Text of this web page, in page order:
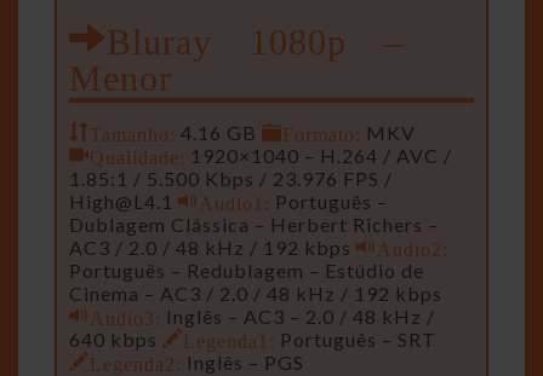
Bluray 1080p –
Menor
Tamanho: 4.16 GB Formato: MKV
Qualidade: 1920×1040 – H.264 / AVC /
1.85:1 / 5.500 Kbps / 23.976 FPS /
High@L4.1
Audio1: Português –
Dublagem Clássica – Herbert Richers –
AC3 / 2.0 / 48 kHz / 192 kbps
Audio2:
Português – Redublagem – Estúdio de
Cinema – AC3 / 2.0 / 48 kHz / 192 kbps
Audio3: Inglês – AC3 – 2.0 / 48 kHz /
640 kbps
Legenda1: Português – SRT
Legenda2: Inglês – PGS